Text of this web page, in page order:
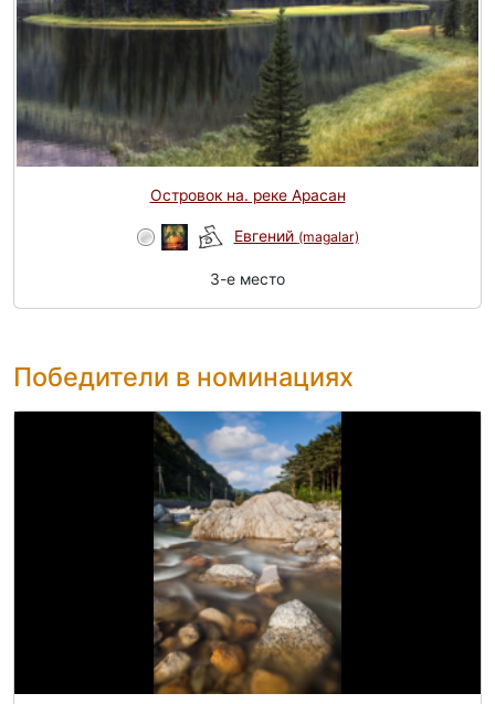
Островок на. реке Арасан
Евгений (magalar)
3-e место
Победители в номинациях